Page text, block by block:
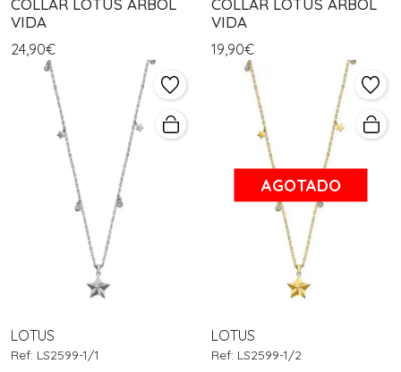
COLLAR LOTUS ARBOL
VIDA
24,90€
COLLAR LOTUS ARBOL
VIDA
19,90€
LOTUS
Ref: LS2599-1/1
AGOTADO
LOTUS
Ref: LS2599-1/2